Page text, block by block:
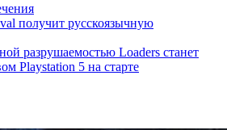
получит русскоязычную
разрушаемостью Loaders станет
Playstation 5 на старте